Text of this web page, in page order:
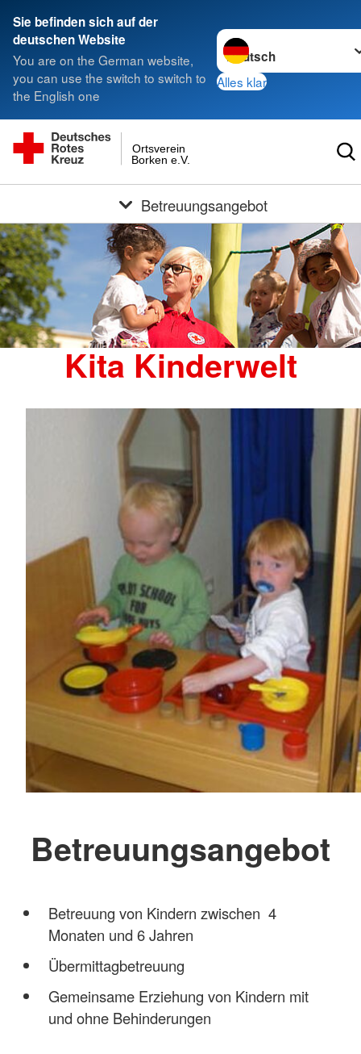
Sie befinden sich auf der
deutschen Website
You are on the German website,
you can use the switch to switch to
the English one
Sprache wechseln zu
Alles klar
Borken e.V.
Ortsverein
Betreuungsangebot
Kita Kinderwelt
Betreuungsangebot
Betreuung von Kindern zwischen 4
Monaten und 6 Jahren
Übermittagbetreuung
Gemeinsame Erziehung von Kindern mit
und ohne Behinderungen